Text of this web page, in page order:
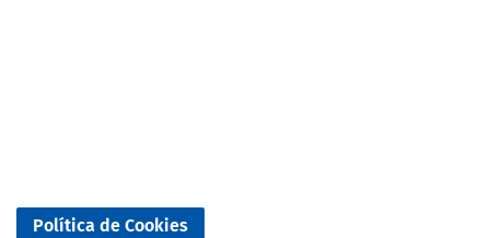
Política de Cookies